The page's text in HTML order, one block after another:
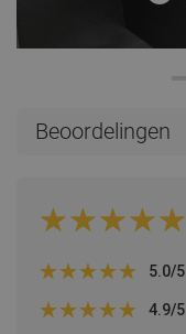
Beoordelingen
5.0/5
4.9/5